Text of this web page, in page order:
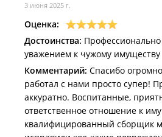
3 июня 2025 г.
Оценка:
Достоинства:
уважением к чужому имуществу
Комментарий: Спасибо
работал с нами просто супер!
аккуратно. Воспитанные,
ответственное отношение к
квалифицированный сборщик